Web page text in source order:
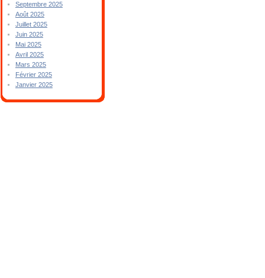
Septembre 2025
Août 2025
Juillet 2025
Juin 2025
Mai 2025
Avril 2025
Mars 2025
Février 2025
Janvier 2025